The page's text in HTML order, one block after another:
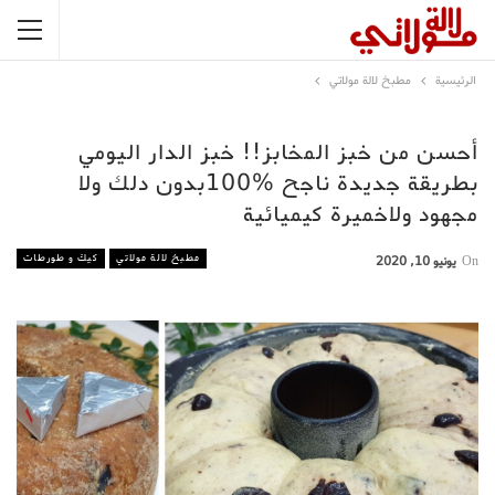
الرئيسية مطبخ لالة مولاتي
أحسن من خبز المخابز!! خبز الدار اليومي
بطريقة جديدة ناجح %100بدون دلك ولا
مجهود ولاخميرة كيميائية
مطبخ لالة مولاتي كيك و طورطات On يونيو 10, 2020